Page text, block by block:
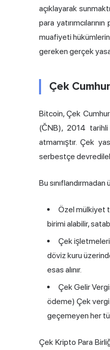
açıklayarak
para
muafiyeti
gereken gerçek
Çek
Bitcoin, Çek
(ČNB), 2014
atmamıştır. Çek
serbestçe
Bu
Özel mülkiyet
birimi alabilir,
Çek
döviz kuru
esas alınır.
Çek Gelir
ödeme) Çek vergi
geçemeyen her
Çek Kripto Para